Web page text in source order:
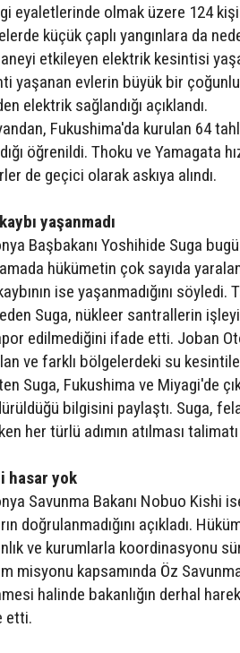
eyaletlerinde olmak üzere 124
küçük çaplı yangınlara da
etkileyen elektrik kesintisi
yaşanan evlerin büyük bir
elektrik sağlandığı açıklandı.
Fukushima'da kurulan 64
öğrenildi. Thoku ve Yamagata
de geçici olarak askıya alındı.
yaşanmadı
Başbakanı Yoshihide Suga
hükümetin çok sayıda
ise yaşanmadığını söyledi.
Suga, nükleer santrallerin
edilmediğini ifade etti. Joban
ve farklı bölgelerdeki su
Suga, Fukushima ve Miyagi'de
bilgisini paylaştı. Suga,
her türlü adımın atılması
hasar yok
Savunma Bakanı Nobuo Kishi
doğrulanmadığını açıkladı.
ve kurumlarla koordinasyonu
misyonu kapsamında Öz
halinde bakanlığın derhal
etti.